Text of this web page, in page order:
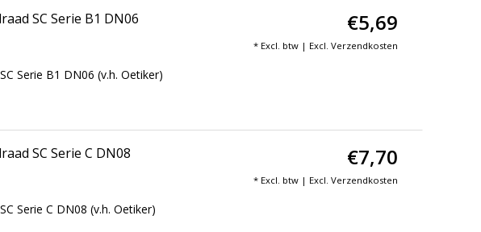
SC Serie B1 DN06
Serie B1 DN06 (v.h. Oetiker)
€5,69
* Excl. btw | Excl. Verzendkosten
SC Serie C DN08
Serie C DN08 (v.h. Oetiker)
€7,70
* Excl. btw | Excl. Verzendkosten